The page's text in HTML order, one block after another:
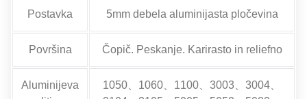
Postavka 5mm debela aluminijasta pločevina
Površina Čopič. Peskanje. Karirasto in reliefno
Aluminijeva
1050、1060、1100、3003、3004、